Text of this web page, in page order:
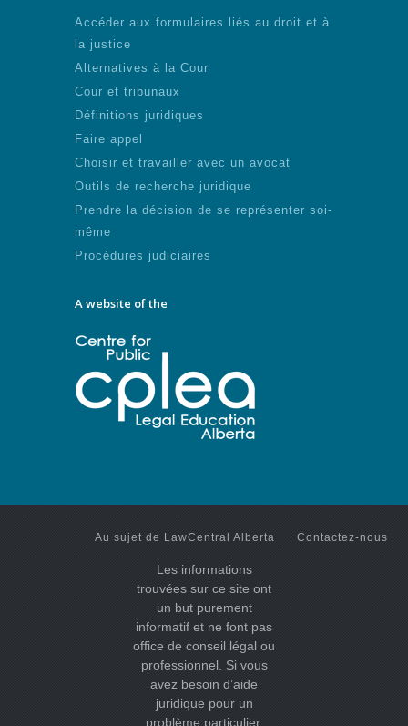
Accéder aux formulaires liés au droit et à
la justice
Alternatives à la Cour
Cour et tribunaux
Définitions juridiques
Faire appel
Choisir et travailler avec un avocat
Outils de recherche juridique
Prendre la décision de se représenter soi-
même
Procédures judiciaires
A website of the
Au sujet de LawCentral Alberta Contactez-nous
Les informations
trouvées sur ce site ont
un but purement
informatif et ne font pas
office de conseil légal ou
professionnel. Si vous
avez besoin d’aide
juridique pour un
problème particulier,